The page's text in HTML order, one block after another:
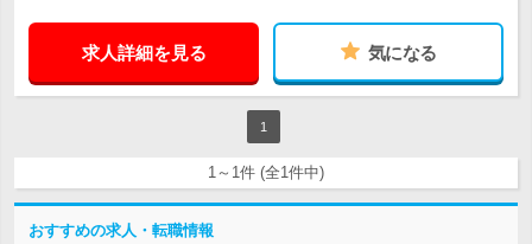
求人詳細を見る 気になる
1
1～1件 (全1件中)
おすすめの求人・転職情報